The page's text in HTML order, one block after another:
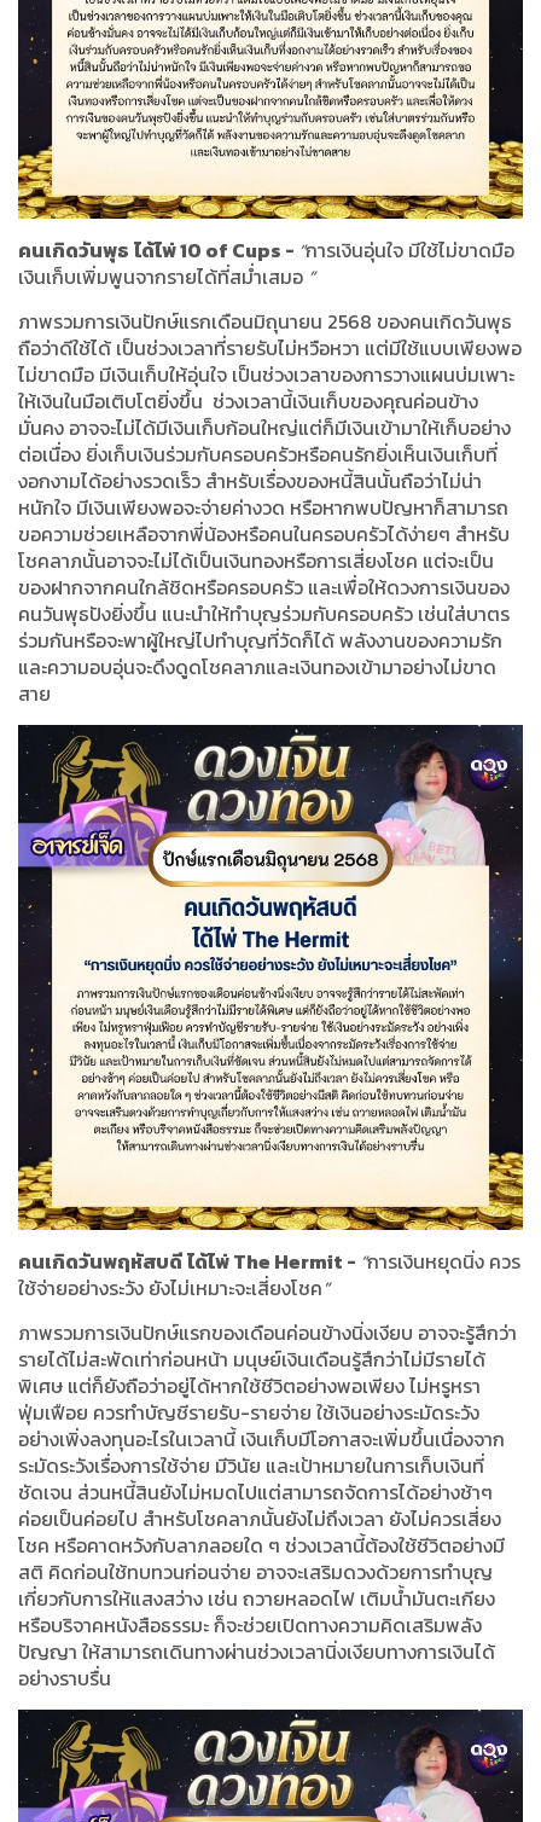
คนเกิดวันพุธ ได้ไพ่10 of Cups - “การเงินอุ่นใจ มีใช้ไม่ขาดมือ
เงินเก็บเพิ่มพูนจากรายได้ที่สม่ำเสมอ ”
ภาพรวมการเงินปักษ์แรกเดือนมิถุนายน 2568 ของคนเกิดวันพุธ
ถือว่าดีใช้ได้ เป็นช่วงเวลาที่รายรับไม่หวือหวา แต่มีใช้แบบเพียงพอ
ไม่ขาดมือ มีเงินเก็บให้อุ่นใจ เป็นช่วงเวลาของการวางแผนบ่มเพาะ
ให้เงินในมือเติบโตยิ่งขึ้น ช่วงเวลานี้เงินเก็บของคุณค่อนข้าง
มั่นคง อาจจะไม่ได้มีเงินเก็บก้อนใหญ่แต่ก็มีเงินเข้ามาให้เก็บอย่าง
ต่อเนื่อง ยิ่งเก็บเงินร่วมกับครอบครัวหรือคนรักยิ่งเห็นเงินเก็บที่
งอกงามได้อย่างรวดเร็ว สำหรับเรื่องของหนี้สินนั้นถือว่าไม่น่า
หนักใจ มีเงินเพียงพอจะจ่ายค่างวด หรือหากพบปัญหาก็สามารถ
ขอความช่วยเหลือจากพี่น้องหรือคนในครอบครัวได้ง่ายๆ สำหรับ
โชคลาภนั้นอาจจะไม่ได้เป็นเงินทองหรือการเสี่ยงโชค แต่จะเป็น
ของฝากจากคนใกล้ชิดหรือครอบครัว และเพื่อให้ดวงการเงินของ
คนวันพุธปังยิ่งขึ้น แนะนำให้ทำบุญร่วมกับครอบครัว เช่นใส่บาตร
ร่วมกันหรือจะพาผู้ใหญ่ไปทำบุญที่วัดก็ได้ พลังงานของความรัก
และความอบอุ่นจะดึงดูดโชคลาภและเงินทองเข้ามาอย่างไม่ขาด
สาย
คนเกิดวันพฤหัสบดีได้ไพ่The Hermit - “การเงินหยุดนิ่ง ควร
ใช้จ่ายอย่างระวัง ยังไม่เหมาะจะเสี่ยงโชค”
ภาพรวมการเงินปักษ์แรกของเดือนค่อนข้างนิ่งเงียบ อาจจะรู้สึกว่า
รายได้ไม่สะพัดเท่าก่อนหน้า มนุษย์เงินเดือนรู้สึกว่าไม่มีรายได้
พิเศษ แต่ก็ยังถือว่าอยู่ได้หากใช้ชีวิตอย่างพอเพียง ไม่หรูหรา
ฟุ่มเฟือย ควรทำบัญชีรายรับ-รายจ่าย ใช้เงินอย่างระมัดระวัง
อย่างเพิ่งลงทุนอะไรในเวลานี้ เงินเก็บมีโอกาสจะเพิ่มขึ้นเนื่องจาก
ระมัดระวังเรื่องการใช้จ่าย มีวินัย และเป้าหมายในการเก็บเงินที่
ชัดเจน ส่วนหนี้สินยังไม่หมดไปแต่สามารถจัดการได้อย่างช้าๆ
ค่อยเป็นค่อยไป สำหรับโชคลาภนั้นยังไม่ถึงเวลา ยังไม่ควรเสี่ยง
โชค หรือคาดหวังกับลาภลอยใด ๆ ช่วงเวลานี้ต้องใช้ชีวิตอย่างมี
สติ คิดก่อนใช้ทบทวนก่อนจ่าย อาจจะเสริมดวงด้วยการทำบุญ
เกี่ยวกับการให้แสงสว่าง เช่น ถวายหลอดไฟ เติมน้ำมันตะเกียง
หรือบริจาคหนังสือธรรมะ ก็จะช่วยเปิดทางความคิดเสริมพลัง
ปัญญา ให้สามารถเดินทางผ่านช่วงเวลานิ่งเงียบทางการเงินได้
อย่างราบรื่น